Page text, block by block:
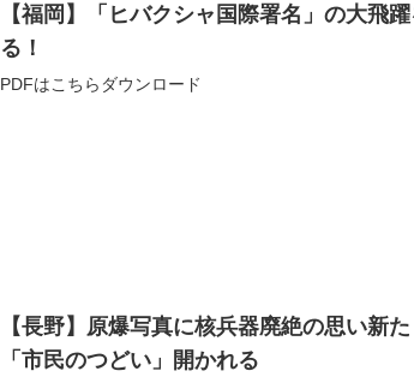
【福岡】「ヒバクシャ国際署名」の大飛
る！
PDFはこちらダウンロード
【長野】原爆写真に核兵器廃絶の思い新
「市民のつどい」開かれる